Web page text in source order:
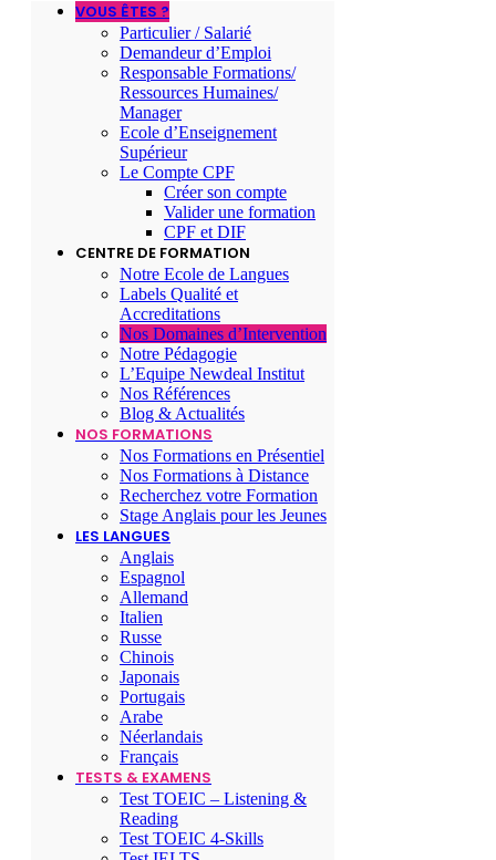
VOUS ÊTES ?
Particulier / Salarié
Demandeur d’Emploi
Responsable Formations/
Ressources Humaines/
Manager
Ecole d’Enseignement
Supérieur
Le Compte CPF
Créer son compte
Valider une formation
CPF et DIF
CENTRE DE FORMATION
Notre Ecole de Langues
Labels Qualité et
Accreditations
Nos Domaines d’Intervention
Notre Pédagogie
L’Equipe Newdeal Institut
Nos Références
Blog & Actualités
NOS FORMATIONS
Nos Formations en Présentiel
Nos Formations à Distance
Recherchez votre Formation
Stage Anglais pour les Jeunes
LES LANGUES
Anglais
Espagnol
Allemand
Italien
Russe
Chinois
Japonais
Portugais
Arabe
Néerlandais
Français
TESTS & EXAMENS
Test TOEIC – Listening &
Reading
Test TOEIC 4-Skills